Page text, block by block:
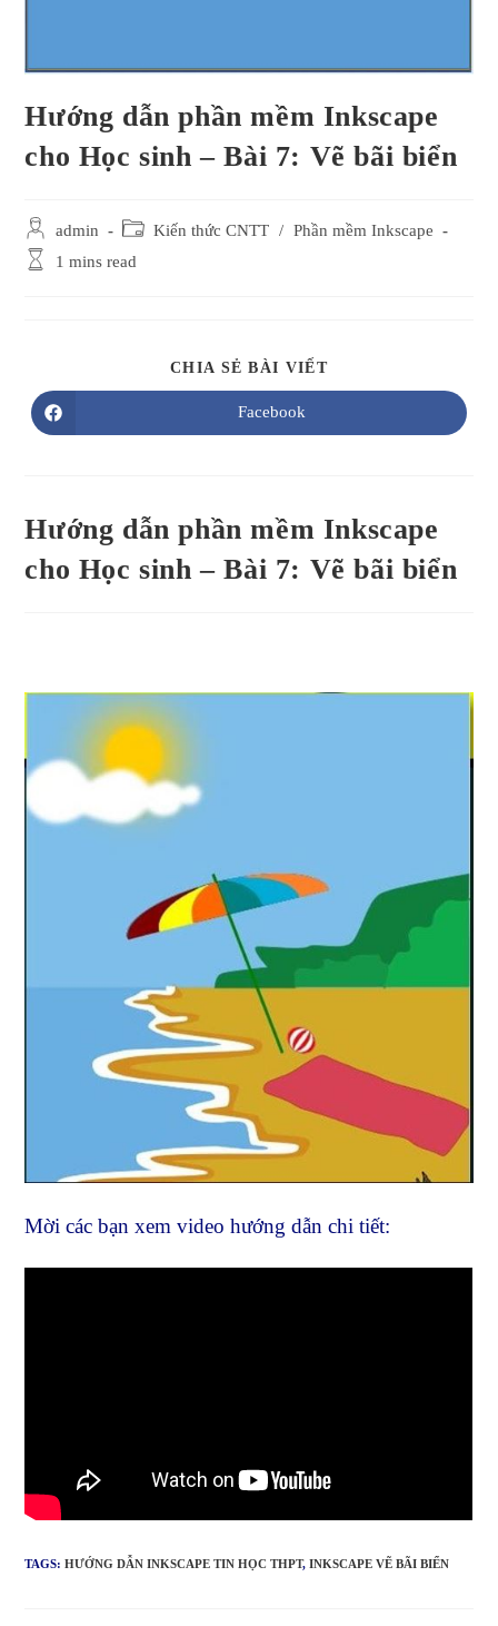
Hướng dẫn phần mềm Inkscape
cho Học sinh – Bài 7: Vẽ bãi biển
Post
author:
admin
Post Kiến thức CNTT / Phần mềm Inkscape
Reading1 mins read
CHIA SẺ BÀI VIẾTSHARE
Opens
in
Facebook
Hướng dẫn phần mềm Inkscape
cho Học sinh – Bài 7: Vẽ bãi biển
Mời các bạn xem video hướng dẫn chi tiết:
TAGS:HƯỚNG DẪN INKSCAPE TIN HỌC THPT, INKSCAPE VẼ BÃI BIỂN